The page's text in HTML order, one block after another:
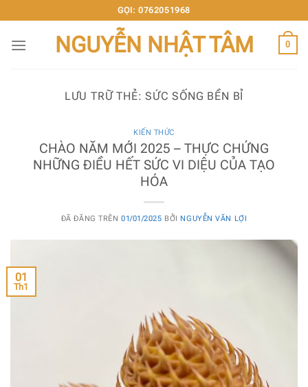
đến
nội
GỌI: 0762051968
NGUYỄN NHẬT TÂM 0
LƯU TRỮ THẺ:SỨC SỐNG BỀN BỈ
KIẾN THỨC
CHÀO NĂM MỚI 2025 – THỰC CHỨNG
NHỮNG ĐIỀU HẾT SỨC VI DIỆU CỦA TẠO
HÓA
ĐÃ ĐĂNG TRÊN 01/01/2025 BỞI NGUYỄN VĂN LỢI
01
Th1